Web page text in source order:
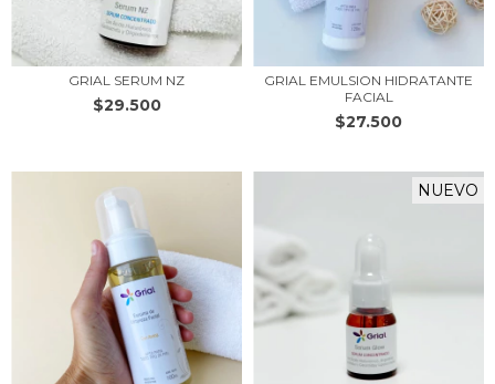
GRIAL SERUM NZ
$29.500
GRIAL EMULSION HIDRATANTE
FACIAL
$27.500
NUEVO